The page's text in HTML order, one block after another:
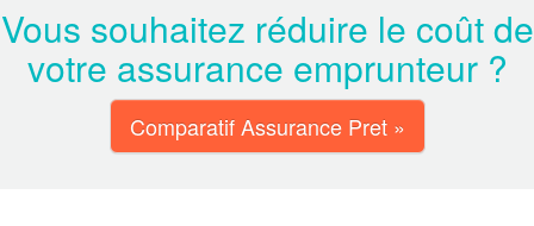
Vous souhaitez réduire le coût de
votre assurance emprunteur ?
Comparatif Assurance Pret »